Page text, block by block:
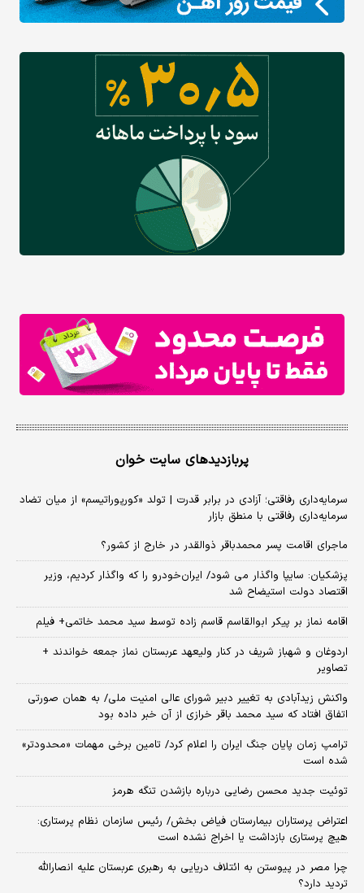
پربازدیدهای سایت خوان
سرمایه‌داری رفاقتی؛ آزادی در برابر قدرت | تولد «کورپوراتیسم» از میان تضاد
سرمایه‌داری رفاقتی با منطق بازار
ماجرای اقامت پسر محمدباقر ذوالقدر در خارج از کشور؟
پزشکیان: سایپا واگذار می شود/ ایران‌خودرو را که واگذار کردیم، وزیر
اقتصاد دولت استیضاح شد
اقامه نماز بر پیکر ابوالقاسم قاسم زاده توسط سید محمد خاتمی+ فیلم
اردوغان و شهباز شریف در کنار ولیعهد عربستان نماز جمعه خواندند +
تصاویر
واکنش زیدآبادی به تغییر دبیر شورای عالی امنیت ملی/ به همان صورتی
اتفاق افتاد که سید محمد باقر خرازی از آن خبر داده بود
ترامپ زمان پایان جنگ ایران را اعلام کرد/ تامین برخی مهمات «محدودتر»
شده است
توئیت جدید محسن رضایی درباره بازشدن تنگه هرمز
اعتراض پرستاران بیمارستان فیاض بخش/ رئیس سازمان نظام پرستاری:
هیچ پرستاری بازداشت یا اخراج نشده است
چرا مصر در پیوستن به ائتلاف دریایی به رهبری عربستان علیه انصارالله
تردید دارد؟